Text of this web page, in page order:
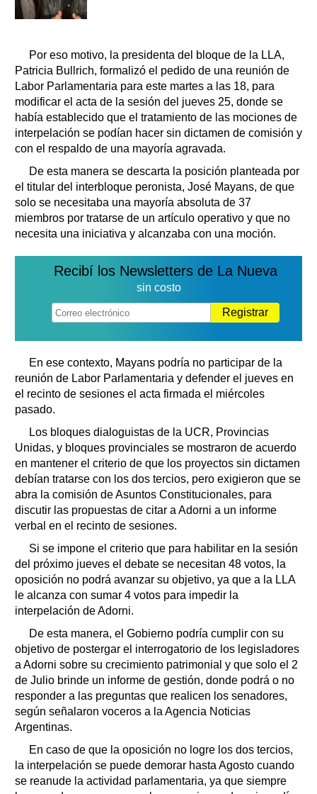
Por eso motivo, la presidenta del bloque de la LLA,
Patricia Bullrich, formalizó el pedido de una reunión de
Labor Parlamentaria para este martes a las 18, para
modificar el acta de la sesión del jueves 25, donde se
había establecido que el tratamiento de las mociones de
interpelación se podían hacer sin dictamen de comisión y
con el respaldo de una mayoría agravada.
De esta manera se descarta la posición planteada por
el titular del interbloque peronista, José Mayans, de que
solo se necesitaba una mayoría absoluta de 37
miembros por tratarse de un artículo operativo y que no
necesita una iniciativa y alcanzaba con una moción.
Recibí los Newsletters de La Nueva
sin costo
Registrar
En ese contexto, Mayans podría no participar de la
reunión de Labor Parlamentaria y defender el jueves en
el recinto de sesiones el acta firmada el miércoles
pasado.
Los bloques dialoguistas de la UCR, Provincias
Unidas, y bloques provinciales se mostraron de acuerdo
en mantener el criterio de que los proyectos sin dictamen
debían tratarse con los dos tercios, pero exigieron que se
abra la comisión de Asuntos Constitucionales, para
discutir las propuestas de citar a Adorni a un informe
verbal en el recinto de sesiones.
Si se impone el criterio que para habilitar en la sesión
del próximo jueves el debate se necesitan 48 votos, la
oposición no podrá avanzar su objetivo, ya que a la LLA
le alcanza con sumar 4 votos para impedir la
interpelación de Adorni.
De esta manera, el Gobierno podría cumplir con su
objetivo de postergar el interrogatorio de los legisladores
a Adorni sobre su crecimiento patrimonial y que solo el 2
de Julio brinde un informe de gestión, donde podrá o no
responder a las preguntas que realicen los senadores,
según señalaron voceros a la Agencia Noticias
Argentinas.
En caso de que la oposición no logre los dos tercios,
la interpelación se puede demorar hasta Agosto cuando
se reanude la actividad parlamentaria, ya que siempre